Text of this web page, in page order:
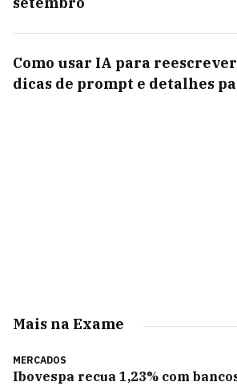
Como usar IA para
dicas de prompt e detalhes
Mais na Exame
MERCADOS
Ibovespa recua 1,23% com